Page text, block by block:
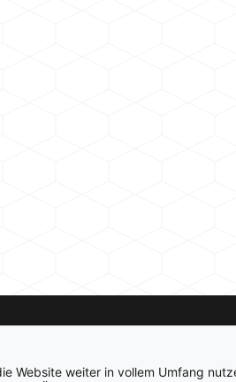
Website weiter in vollem Umfang